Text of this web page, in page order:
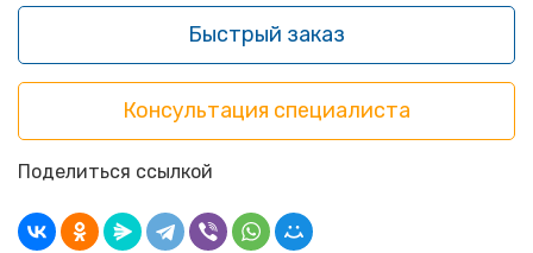
Быстрый заказ
Консультация специалиста
Поделиться ссылкой